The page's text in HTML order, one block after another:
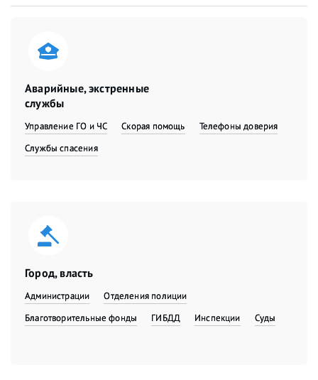
Аварийные, экстренные
службы
Управление ГО и ЧС Скорая помощь
Телефоны доверия
Службы спасения
Город, власть
Администрации
Отделения полиции
Благотворительные фонды
ГИБДД Инспекции Суды